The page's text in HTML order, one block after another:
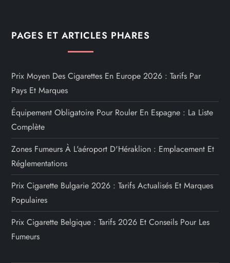
PAGES ET ARTICLES PHARES
Prix Moyen Des Cigarettes En Europe 2026 : Tarifs Par
Pays Et Marques
Équipement Obligatoire Pour Rouler En Espagne : La Liste
Complète
Zones Fumeurs À L'aéroport D'Héraklion : Emplacement Et
Réglementations
Prix Cigarette Bulgarie 2026 : Tarifs Actualisés Et Marques
Populaires
Prix Cigarette Belgique : Tarifs 2026 Et Conseils Pour Les
Fumeurs